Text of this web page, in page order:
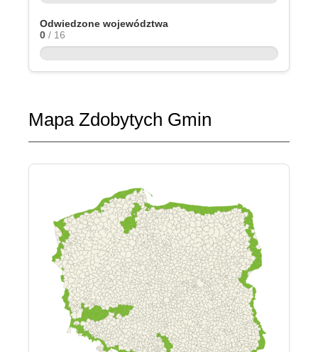
Odwiedzone województwa
0 / 16
Mapa Zdobytych Gmin